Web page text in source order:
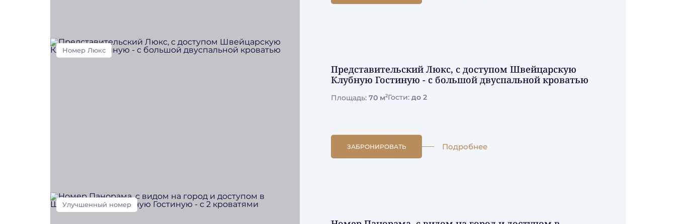
Номер Люкс
Представительский Люкс, с доступом Швейцарскую
Клубную Гостиную - с большой двуспальной кроватью
Площадь: 70 м2Гости: до 2
ЗАБРОНИРОВАТЬ Подробнее
Улучшенный номер